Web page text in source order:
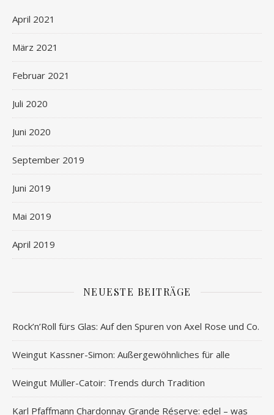
April 2021
März 2021
Februar 2021
Juli 2020
Juni 2020
September 2019
Juni 2019
Mai 2019
April 2019
NEUESTE BEITRÄGE
Rock’n’Roll fürs Glas: Auf den Spuren von Axel Rose und Co.
Weingut Kassner-Simon: Außergewöhnliches für alle
Weingut Müller-Catoir: Trends durch Tradition
Karl Pfaffmann Chardonnay Grande Réserve: edel – was